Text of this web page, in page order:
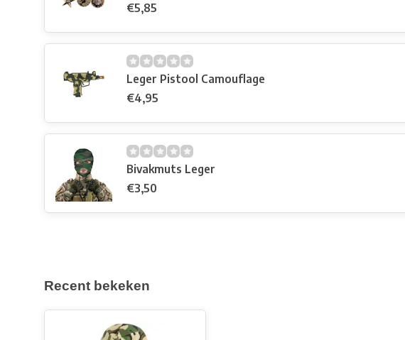
€5,85
Leger Pistool Camouflage
€4,95
Bivakmuts Leger
€3,50
Recent bekeken